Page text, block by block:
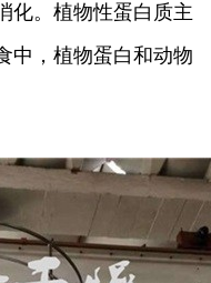
化。植物性蛋白质主
中，植物蛋白和动物